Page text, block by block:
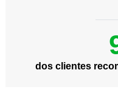
dos clientes